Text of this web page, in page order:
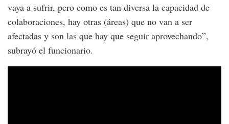
vaya a sufrir, pero como es tan diversa la capacidad de
colaboraciones, hay otras (áreas) que no van a ser
afectadas y son las que hay que seguir aprovechando”,
subrayó el funcionario.